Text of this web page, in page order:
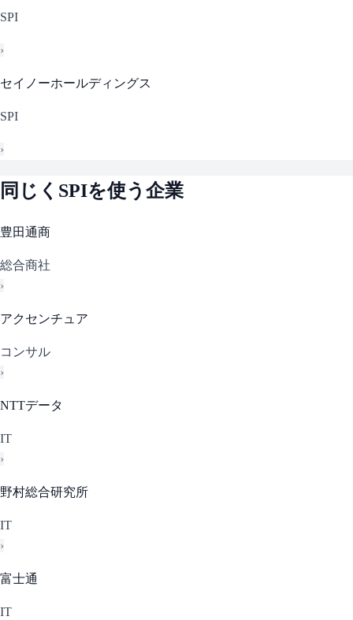
SPI
›
セイノーホールディングス
SPI
›
同じく SPIを使う企業
豊田通商
総合商社
›
アクセンチュア
コンサル
›
NTTデータ
IT
›
野村総合研究所
IT
›
富士通
IT